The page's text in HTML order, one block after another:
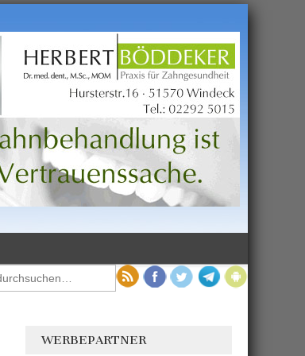
WERBEPARTNER